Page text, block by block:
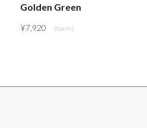
Golden Green
¥7,920